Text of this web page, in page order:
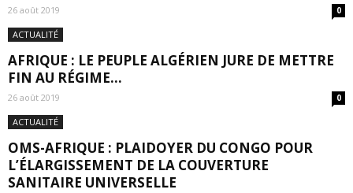
26 août 2019 0
ACTUALITÉ
AFRIQUE : LE PEUPLE ALGÉRIEN JURE DE METTRE
FIN AU RÉGIME...
26 août 2019 0
ACTUALITÉ
OMS-AFRIQUE : PLAIDOYER DU CONGO POUR
L’ÉLARGISSEMENT DE LA COUVERTURE
SANITAIRE UNIVERSELLE